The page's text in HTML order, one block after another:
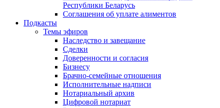
Республики Беларусь
Соглашения об уплате алиментов
Подкасты
Темы эфиров
Наследство и завещание
Сделки
Доверенности и согласия
Бизнесу
Брачно-семейные отношения
Исполнительные надписи
Нотариальный архив
Цифровой нотариат